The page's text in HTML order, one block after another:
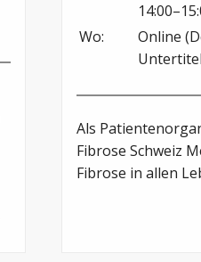
Wo:
Online
Als
Fibrose Schweiz
Fibrose in allen
persönliche